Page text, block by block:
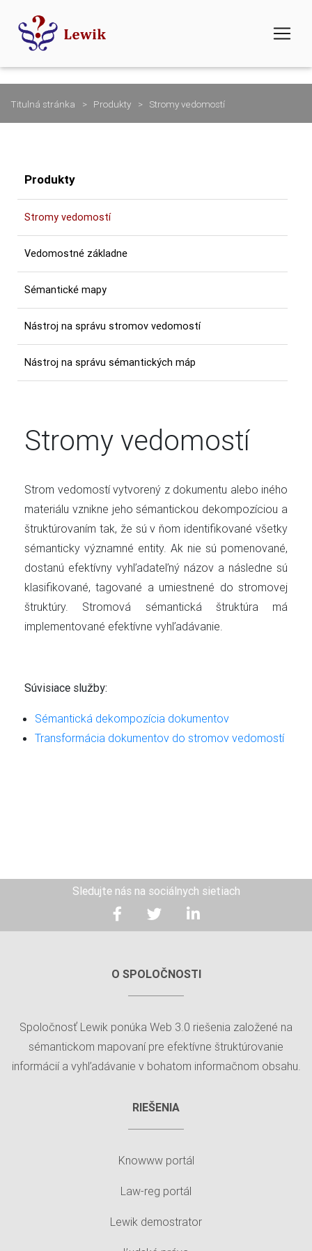
Titulná stránka Produkty Stromy vedomostí
Produkty
Stromy vedomostí
Vedomostné základne
Sémantické mapy
Nástroj na správu stromov vedomostí
Nástroj na správu sémantických máp
Stromy vedomostí
Strom vedomostí vytvorený z dokumentu alebo iného
materiálu vznikne jeho sémantickou dekompozíciou a
štruktúrovaním tak, že sú v ňom identifikované všetky
sémanticky významné entity. Ak nie sú pomenované,
dostanú efektívny vyhľadateľný názov a následne sú
klasifikované, tagované a umiestnené do stromovej
štruktúry. Stromová sémantická štruktúra má
implementované efektívne vyhľadávanie.
Súvisiace služby:
Sémantická dekompozícia dokumentov
Transformácia dokumentov do stromov vedomostí
Sledujte nás na sociálnych sietiach
O SPOLOČNOSTI
Spoločnosť Lewik ponúka Web 3.0 riešenia založené na
sémantickom mapovaní pre efektívne štruktúrovanie
informácií a vyhľadávanie v bohatom informačnom obsahu.
RIEŠENIA
Knowww portál
Law-reg portál
Lewik demostrator